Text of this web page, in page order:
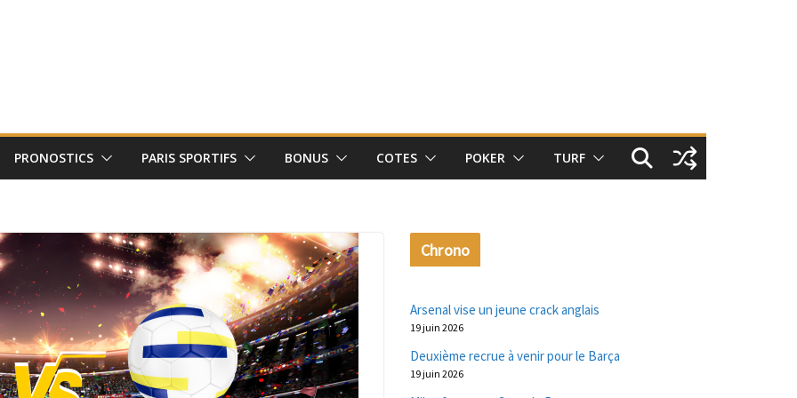
PRONOSTICS PARIS SPORTIFS BONUS COTES POKER TURF
Chrono
Arsenal vise un jeune crack anglais
19 juin 2026
Deuxième recrue à venir pour le Barça
19 juin 2026